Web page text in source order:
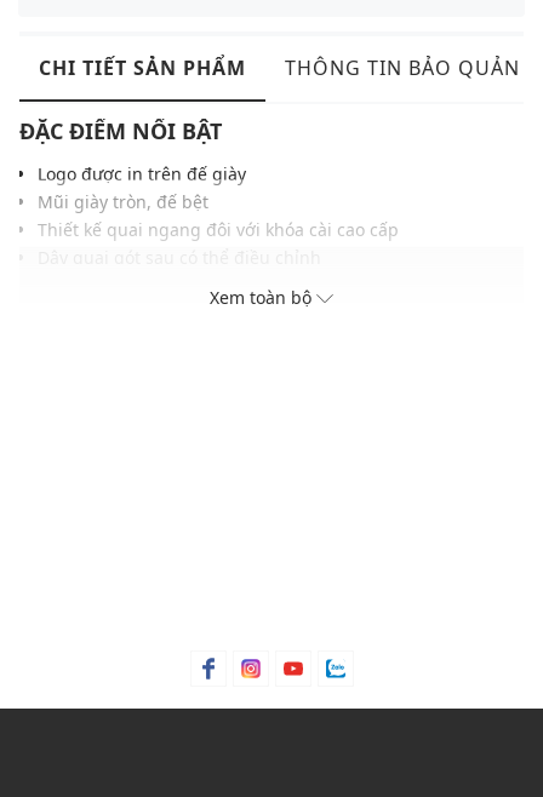
CHI TIẾT SẢN PHẨM THÔNG TIN BẢO QUẢN
ĐẶC ĐIỂM NỔI BẬT
Logo được in trên đế giày
Mũi giày tròn, đế bệt
Thiết kế quai ngang đôi với khóa cài cao cấp
Đế chunky cá tính, có rãnh chống trơn trượt, tăng độ bám
Gam màu hiện đại dễ dàng phối với nhiều trang phục và
Xem toàn bộ